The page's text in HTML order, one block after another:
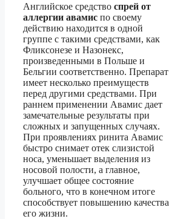
Английское средство спрей от
аллергии авамис по своему
действию находится в одной
группе с такими средствами, как
Фликсонезе и Назонекс,
произведенными в Польше и
Бельгии соответственно. Препарат
имеет несколько преимуществ
перед другими средствами. При
раннем применении Авамис дает
замечательные результаты при
сложных и запущенных случаях.
При проявлениях ринита Авамис
быстро снимает отек слизистой
носа, уменьшает выделения из
носовой полости, а главное,
улучшает общее состояние
больного, что в конечном итоге
способствует повышению качества
его жизни.